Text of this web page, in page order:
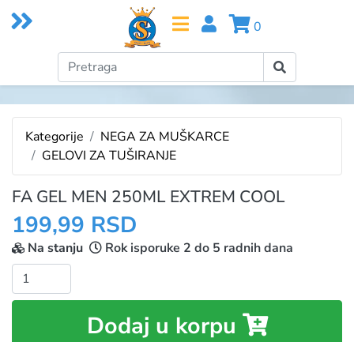
0
Kategorije
NEGA ZA MUŠKARCE
GELOVI ZA TUŠIRANJE
FA GEL MEN 250ML EXTREM COOL
199,99 RSD
Na stanju
Rok isporuke 2 do 5 radnih dana
Dodaj u korpu